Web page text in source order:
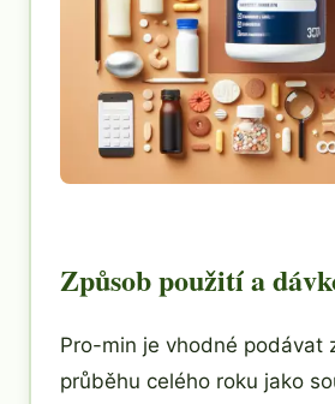
Způsob použití a
Pro-min je vhodné podávat
průběhu celého roku jako